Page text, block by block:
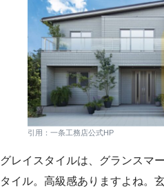
引用：一条工務店公式HP
グレイスタイルは、グランスマ
タイル。高級感ありますよね。